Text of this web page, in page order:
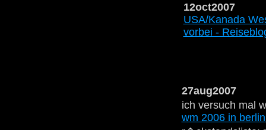
12oct2007
USA/Kanada
vorbei -
27aug2007
ich versuch mal
wm 2006 in